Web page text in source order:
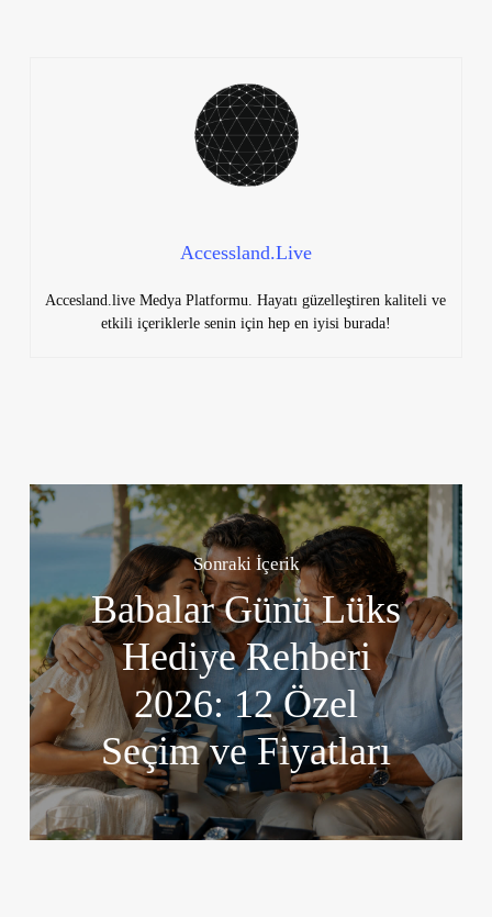
Accessland.Live
Accesland.live Medya Platformu. Hayatı güzelleştiren kaliteli ve
etkili içeriklerle senin için hep en iyisi burada!
Sonraki İçerik
Babalar Günü Lüks
Hediye Rehberi
2026: 12 Özel
Seçim ve Fiyatları